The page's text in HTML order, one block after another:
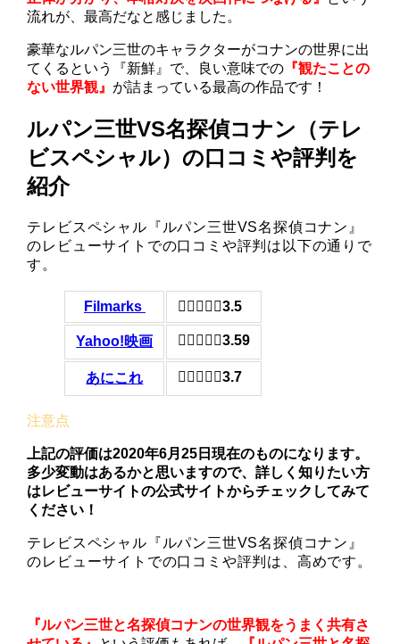
流れが、最高だなと感じました。
豪華なルパン三世のキャラクターがコナンの世界に出
てくるという『新鮮』で、良い意味での 『観たことの
ない世界観』 が詰まっている最高の作品です！
ルパン三世VS名探偵コナン（テレ
ビスペシャル）の口コミや評判を
紹介
テレビスペシャル『ルパン三世VS名探偵コナン』
のレビューサイトでの口コミや評判は以下の通りで
す。
Filmarks 3.5
Yahoo!映画 3.59
あにこれ 3.7
上記の評価は2020年6月25日現在のものになります。
多少変動はあるかと思いますので、詳しく知りたい方
はレビューサイトの公式サイトからチェックしてみて
ください！
テレビスペシャル『ルパン三世VS名探偵コナン』
のレビューサイトでの口コミや評判は、高めです。
『ルパン三世と名探偵コナンの世界観をうまく共有さ